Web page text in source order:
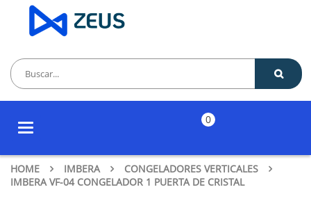
Toggle
0
HOME IMBERA
CONGELADORES VERTICALES
IMBERA VF-04 CONGELADOR 1 PUERTA DE CRISTAL